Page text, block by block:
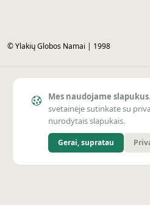
Mes naudojame slapukus
svetainėje sutinkate su
nurodytais slapukais.
Gerai, supratau
© Ylakių Globos Namai | 1998